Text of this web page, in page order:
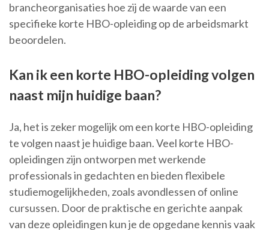
brancheorganisaties hoe zij de waarde van een
specifieke korte HBO-opleiding op de arbeidsmarkt
beoordelen.
Kan ik een korte HBO-opleiding volgen
naast mijn huidige baan?
Ja, het is zeker mogelijk om een korte HBO-opleiding
te volgen naast je huidige baan. Veel korte HBO-
opleidingen zijn ontworpen met werkende
professionals in gedachten en bieden flexibele
studiemogelijkheden, zoals avondlessen of online
cursussen. Door de praktische en gerichte aanpak
van deze opleidingen kun je de opgedane kennis vaak